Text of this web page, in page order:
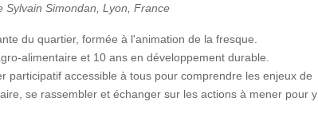
Sylvain Simondan, Lyon, France
du quartier, formée à l'animation de la fresque.
alimentaire et 10 ans en développement durable.
participatif accessible à tous pour comprendre les enjeux de
se rassembler et échanger sur les actions à mener pour y